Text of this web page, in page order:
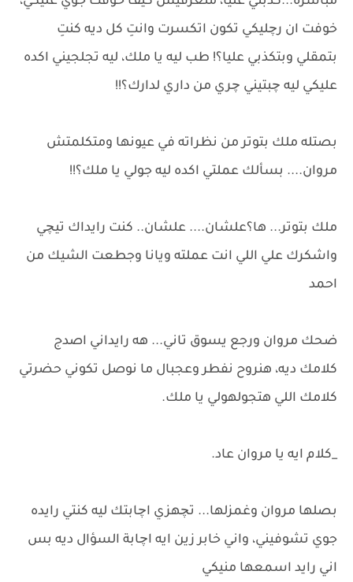
خوفت ان رچليكي تكون اتكسرت وانتِ كل ديه كنتِ
بتمقلي وبتكذبي عليا؟! طب ليه يا ملك، ليه تجلجيني اكده
عليكي ليه چبتيني چري من داري لدارك؟!!
بصتله ملك بتوتر من نظراته في عيونها ومتكلمتش
مروان.... بسألك عملتي اكده ليه جولي يا ملك؟!!
ملك بتوتر... ها؟علشان.... علشان.. كنت رايداك تيچي
واشكرك علي اللي انت عملته ويانا وجطعت الشيك من
احمد
ضحك مروان ورجع يسوق تاني... هه رايداني اصدج
كلامك ديه، هنروح نفطر وعجبال ما نوصل تكوني حضرتي
كلامك اللي هتجولهولي يا ملك.
_كلام ايه يا مروان عاد.
بصلها مروان وغمزلها... تچهزي اچابتك ليه كنتي رايده
جوي تشوفيني، واني خابر زين ايه اچابة السؤال ديه بس
اني رايد اسمعها منيكي